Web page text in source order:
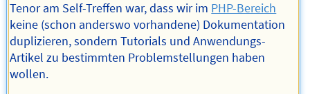
Tenor am Self-Treffen war, dass wir im PHP-Bereich
keine (schon anderswo vorhandene) Dokumentation
duplizieren, sondern Tutorials und Anwendungs-
Artikel zu bestimmten Problemstellungen haben
wollen.